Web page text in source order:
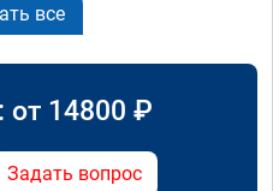
все
от 14800 ₽
Задать вопрос